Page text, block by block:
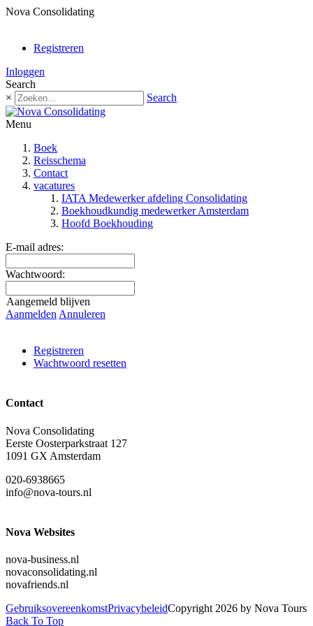
Nova Consolidating
Registreren
Inloggen
Search
×
Search
Menu
Boek
Reisschema
Contact
vacatures
IATA Medewerker afdeling Consolidating
Boekhoudkundig medewerker Amsterdam
Hoofd Boekhouding
E-mail adres:
Wachtwoord:
Aangemeld blijven
Aanmelden Annuleren
Registreren
Wachtwoord resetten
Contact
Nova Consolidating
Eerste Oosterparkstraat 127
1091 GX Amsterdam
020-6938665
info@nova-tours.nl
Nova Websites
nova-business.nl
novaconsolidating.nl
novafriends.nl
GebruiksovereenkomstPrivacybeleidCopyright 2026 by Nova Tours
Back To Top